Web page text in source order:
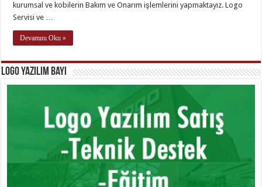
kurumsal ve kobilerin Bakım ve Onarım işlemlerini yapmaktayız. Logo
Servisi ve …
Devamını Oku »
Logo Yazılım Bayi